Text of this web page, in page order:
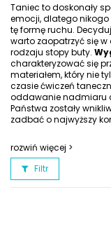
Taniec to doskonały
emocji, dlatego nikogo
tę formę ruchu.
warto zaopatrzyć się
rodzaju stopy buty.
charakteryzować się
materiałem, który nie
czasie ćwiczeń
oddawanie nadmiaru
Państwa zostały
zadbać o najwyższy
amerykańskiego
Państwotaniec
dowalca angielskiego
sklepie każdy fan
rozwiń więcej >
Filtr